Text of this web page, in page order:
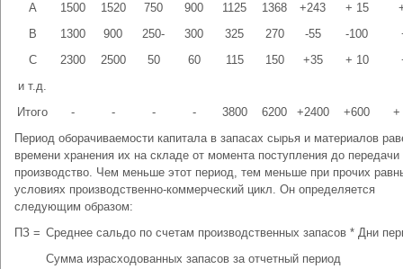
А 1500 1520 750 900 1125 1368 +243 + 15
В
1300 900 250- 300 325 270 -55 -100
С
2300 2500 50 60 115 150 +35 + 10
и т.д.
Итого
- - - - 3800 6200 +2400 +600
+
Период оборачиваемости капитала в запасах сырья и материалов
времени хранения их на складе от момента поступления до пе­редачи
производство. Чем меньше этот период, тем меньше при про­чих
условиях производственно-коммерческий цикл. Он оп­ределяется
следующим образом:
ПЗ = Среднее сальдо по счетам производственных запасов * Дни
Сумма израсходованных запасов за отчетный период